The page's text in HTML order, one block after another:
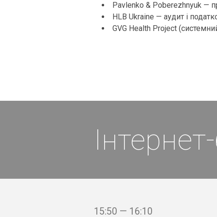
Pavlenko & Poberezhnyuk —
HLB Ukraine — аудит і
GVG Health Project
15:50 — 16:10